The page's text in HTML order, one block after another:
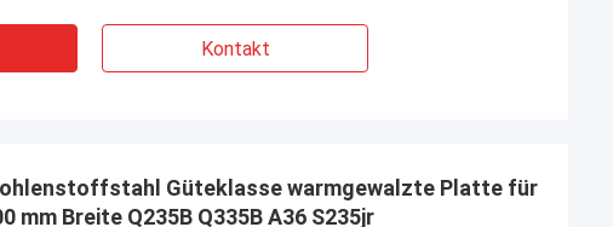
Kontakt
Güteklasse warmgewalzte Platte für
mm Breite Q235B Q335B A36 S235jr